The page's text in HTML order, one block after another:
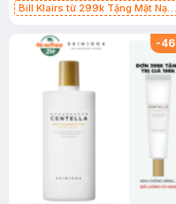
Bill Klairs từ 299k Tặng Mặt Nạ
25ml (SL Có Hạn)
-46